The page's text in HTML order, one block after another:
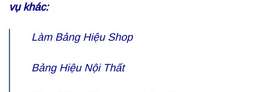
vụ khác:
Làm Bảng Hiệu Shop
Bảng Hiệu Nội Thất